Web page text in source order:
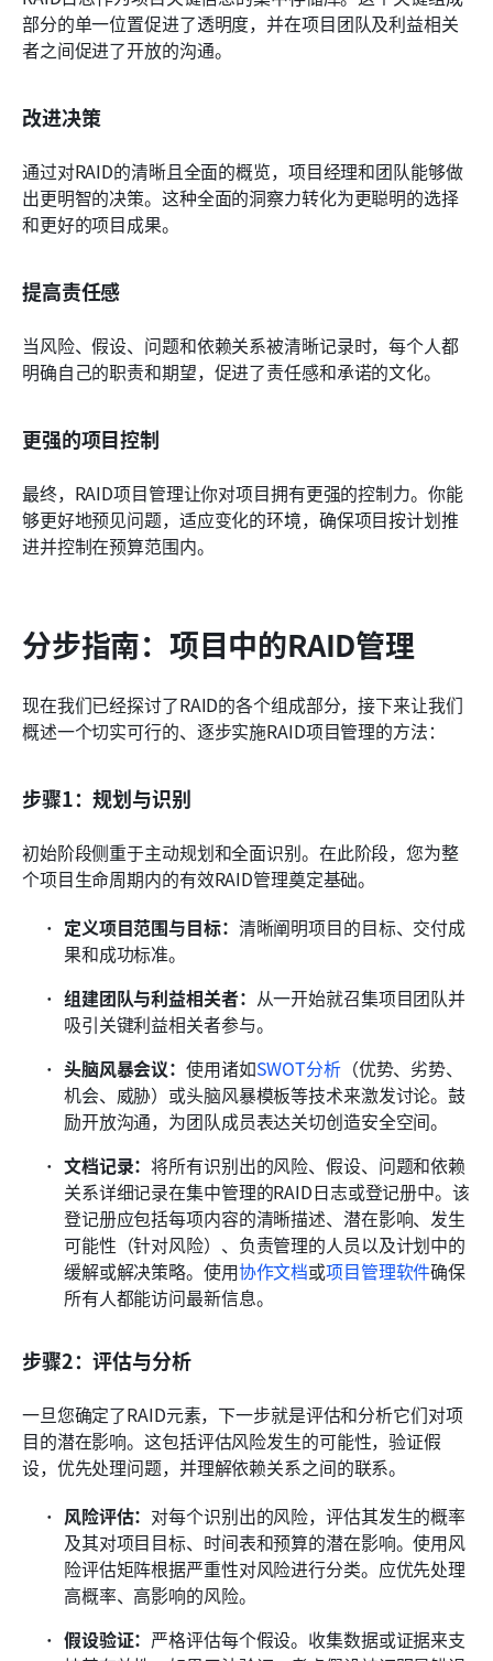
部分的单一位置促进了透明度，并在项目团队及利益相关
者之间促进了开放的沟通。
改进决策
通过对RAID的清晰且全面的概览，项目经理和团队能够做
出更明智的决策。这种全面的洞察力转化为更聪明的选择
和更好的项目成果。
提高责任感
当风险、假设、问题和依赖关系被清晰记录时，每个人都
明确自己的职责和期望，促进了责任感和承诺的文化。
更强的项目控制
最终，RAID项目管理让你对项目拥有更强的控制力。你能
够更好地预见问题，适应变化的环境，确保项目按计划推
进并控制在预算范围内。
分步指南：项目中的RAID管理
现在我们已经探讨了RAID的各个组成部分，接下来让我们
概述一个切实可行的、逐步实施RAID项目管理的方法：
步骤1：规划与识别
初始阶段侧重于主动规划和全面识别。在此阶段，您为整
个项目生命周期内的有效RAID管理奠定基础。
定义项目范围与目标： 清晰阐明项目的目标、交付成
果和成功标准。
组建团队与利益相关者： 从一开始就召集项目团队并
吸引关键利益相关者参与。
头脑风暴会议：使用诸如SWOT分析（优势、劣势、
机会、威胁）或头脑风暴模板等技术来激发讨论。鼓
励开放沟通，为团队成员表达关切创造安全空间。
文档记录：将所有识别出的风险、假设、问题和依赖
关系详细记录在集中管理的RAID日志或登记册中。该
登记册应包括每项内容的清晰描述、潜在影响、发生
可能性（针对风险）、负责管理的人员以及计划中的
缓解或解决策略。使用协作文档或项目管理软件确保
所有人都能访问最新信息。
步骤2：评估与分析
一旦您确定了RAID元素，下一步就是评估和分析它们对项
目的潜在影响。这包括评估风险发生的可能性，验证假
设，优先处理问题，并理解依赖关系之间的联系。
风险评估： 对每个识别出的风险，评估其发生的概率
及其对项目目标、时间表和预算的潜在影响。使用风
险评估矩阵根据严重性对风险进行分类。应优先处理
高概率、高影响的风险。
假设验证： 严格评估每个假设。收集数据或证据来支